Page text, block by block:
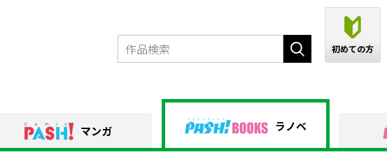
初めての方
マンガ ラノベ